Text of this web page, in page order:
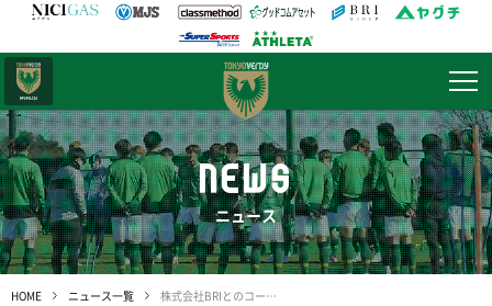
NEWS
ニュース
HOME ニュース一覧 株式会社BRIとのコーポレートパートナー契約更新のお知らせ